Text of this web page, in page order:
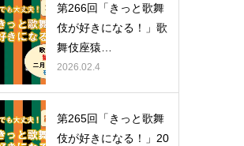
第266回「きっと歌舞
伎が好きになる！」歌
舞伎座猿…
2026.02.4
第265回「きっと歌舞
伎が好きになる！」20